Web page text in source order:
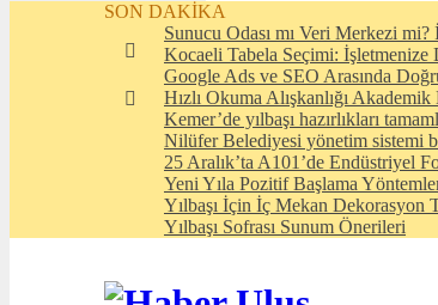
SON DAKİKA
Sunucu Odası mı Veri Merkezi
Kocaeli Tabela Seçimi: İşletmenize
Google Ads ve SEO Arasında
Hızlı Okuma Alışkanlığı Akademik
Kemer’de yılbaşı hazırlıkları
Nilüfer Belediyesi yönetim sistemi
25 Aralık’ta A101’de Endüstriyel
Yeni Yıla Pozitif Başlama
Yılbaşı İçin İç Mekan Dekorasyon
Yılbaşı Sofrası Sunum Önerileri